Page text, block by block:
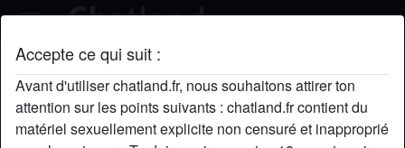
Accepte ce qui suit :
Avant d'utiliser chatland.fr, nous souhaitons attirer ton
attention sur les points suivants : chatland.fr contient du
matériel sexuellement explicite non censuré et inapproprié
NanaÉlodie's profil